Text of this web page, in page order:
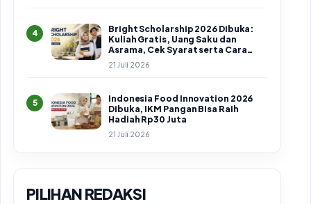
4
Bright Scholarship 2026 Dibuka:
Kuliah Gratis, Uang Saku dan
Asrama, Cek Syarat serta Cara
Daftar
21 Juli 2026
5
Indonesia Food Innovation 2026
Dibuka, IKM Pangan Bisa Raih
Hadiah Rp30 Juta
21 Juli 2026
PILIHAN REDAKSI